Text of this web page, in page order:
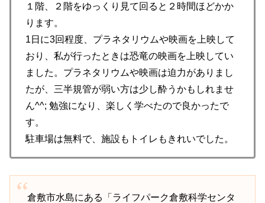
１階、２階をゆっくり見て回ると２時間ほどかか
ります。
1日に3回程度、プラネタリウムや映画を上映して
おり、私が行ったときは恐竜の映画を上映してい
ました。プラネタリウムや映画は迫力がありまし
たが、三半規管が弱い方は少し酔うかもしれませ
ん^^; 勉強になり、楽しく学べたので良かったで
す。
駐車場は無料で、施設もトイレもきれいでした。
倉敷市水島にある「ライフパーク倉敷科学センタ